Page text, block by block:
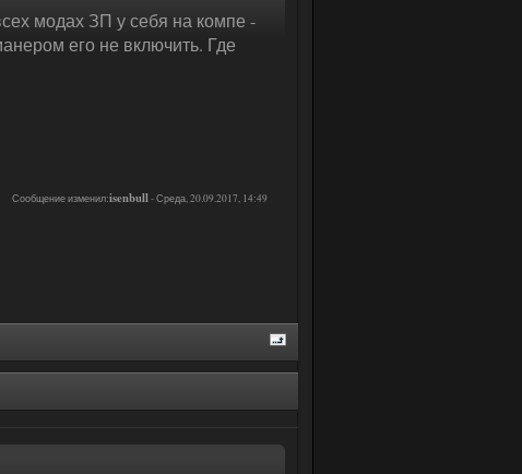
модах ЗП у себя на компе -
его не включить. Где
Сообщение изменил:isenbull-Среда, 20.09.2017, 14:49